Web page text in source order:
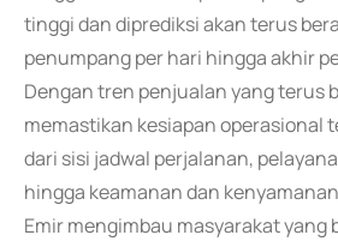
tinggi dan diprediksi akan terus
penumpang per hari hingga akhir
Dengan tren penjualan yang terus
memastikan kesiapan operasional
dari sisi jadwal perjalanan,
hingga keamanan dan
Emir mengimbau masyarakat yang